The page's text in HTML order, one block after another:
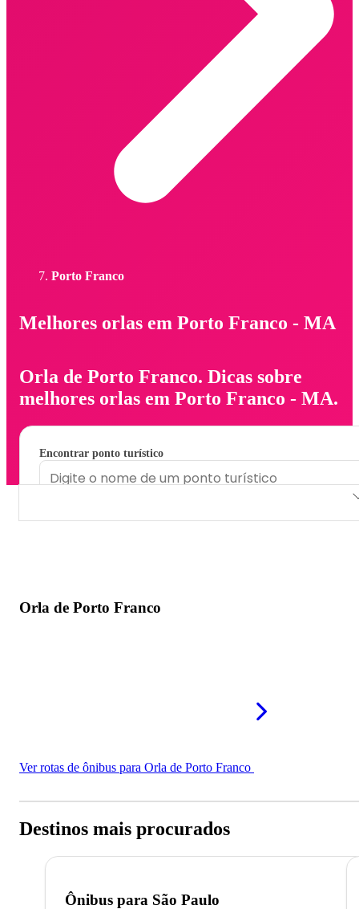
Porto Franco
Melhores orlas em Porto Franco - MA
Orla de Porto Franco. Dicas sobre
melhores orlas em Porto Franco - MA.
Encontrar ponto turístico
Orla de Porto Franco
Ver rotas de ônibus para Orla de Porto Franco
Destinos mais procurados
Ônibus para São Paulo